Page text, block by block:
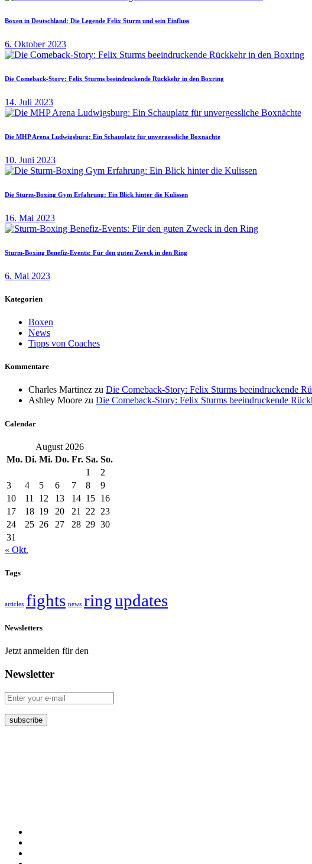
Boxen in Deutschland: Die Legende Felix Sturm und sein Einfluss
6. Oktober 2023
Die Comeback-Story: Felix Sturms beeindruckende Rückkehr in den Boxring
14. Juli 2023
Die MHP Arena Ludwigsburg: Ein Schauplatz für unvergessliche Boxnächte
10. Juni 2023
Die Sturm-Boxing Gym Erfahrung: Ein Blick hinter die Kulissen
16. Mai 2023
Sturm-Boxing Benefiz-Events: Für den guten Zweck in den Ring
6. Mai 2023
Kategorien
Boxen
News
Tipps von Coaches
Kommentare
Charles Martinez zu Die Comeback-Story: Felix Sturms beeindruckende
Ashley Moore zu Die Comeback-Story: Felix Sturms beeindruckende
Calendar
August 2026
Mo. Di. Mi. Do. Fr. Sa. So.
1
2
3
4 5 6 7 8
9
10
11 12 13 14 15 16
17
18 19 20 21 22
23
24
25 26 27 28 29 30
31
« Okt.
Tags
articles fights news ringupdates
Newsletters
Jetzt anmelden für den
Newsletter